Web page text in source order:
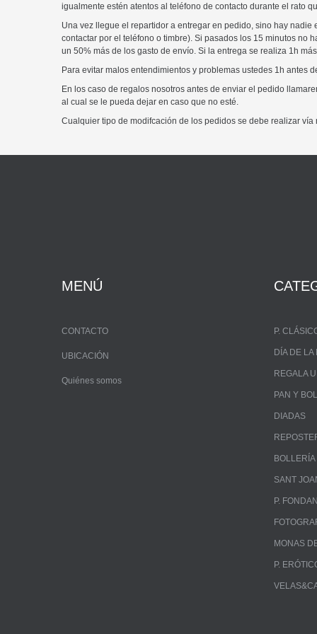
igualmente estén atentos al teléfono de contacto durante el rato
Una vez llegue el repartidor a entregar en pedido, sino hay
contactar por el teléfono o timbre). Si pasados los 15 minutos no
un 50% más de los gasto de envío. Si la entrega se realiza 1h
Para evitar malos entendimientos y problemas ustedes 1h antes
En los caso de regalos nosotros antes de enviar el pedido
al cual se le pueda dejar en caso que no esté.
Cualquier tipo de modifcación de los pedidos se debe realizar vía
MENÚ
CONTACTO
UBICACIÓN
Quiénes somos
P.
DÍA DE LA
REGALA
PAN Y
DIADAS
BOLLERÍA
SANT
P.
MONAS
P.